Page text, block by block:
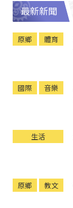
最新新聞
原鄉 體育
國際 音樂
生活
原鄉 教文